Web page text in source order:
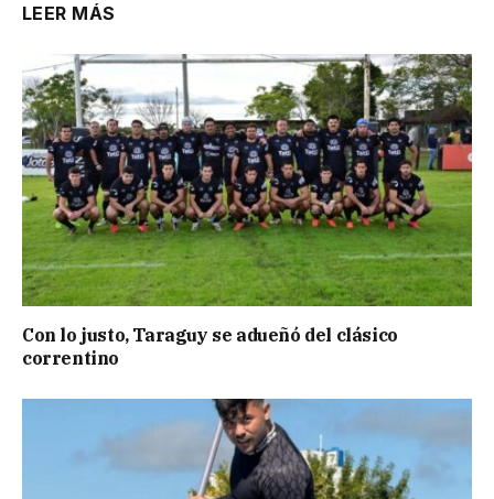
LEER MÁS
Con lo justo, Taraguy se adueñó del clásico
correntino